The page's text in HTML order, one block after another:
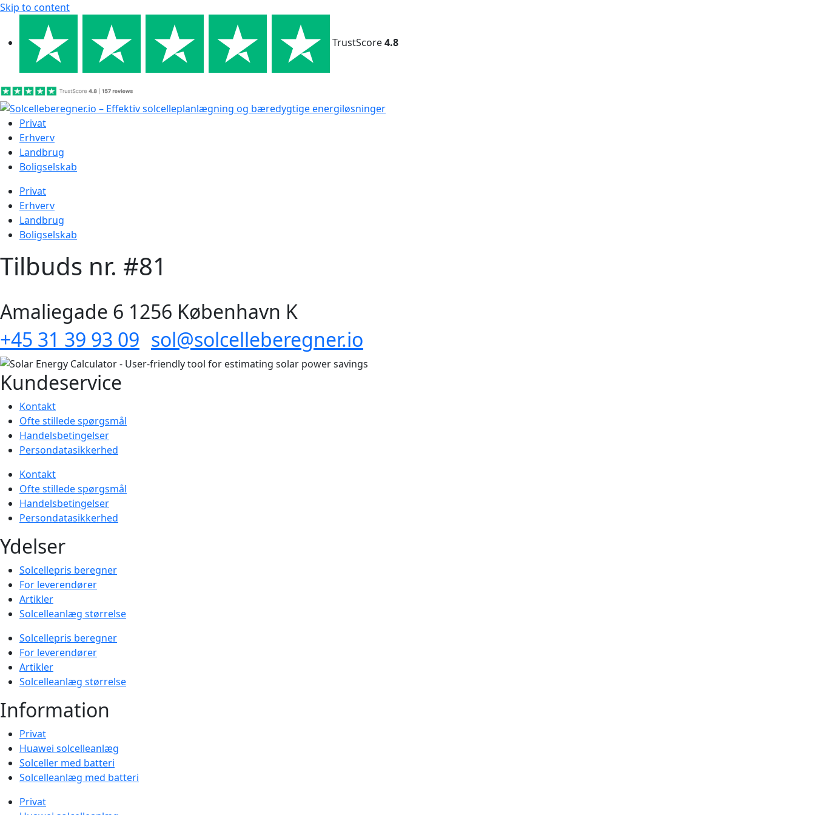
Skip to content
TrustScore4.8
Privat
Erhverv
Landbrug
Boligselskab
Privat
Erhverv
Landbrug
Boligselskab
Tilbuds nr. #81
Amaliegade 6 1256 København K
+45 31 39 93 09 sol@solcelleberegner.io
Kundeservice
Kontakt
Ofte stillede spørgsmål
Handelsbetingelser
Persondatasikkerhed
Kontakt
Ofte stillede spørgsmål
Handelsbetingelser
Persondatasikkerhed
Ydelser
Solcellepris beregner
For leverendører
Artikler
Solcelleanlæg størrelse
Solcellepris beregner
For leverendører
Artikler
Solcelleanlæg størrelse
Information
Privat
Huawei solcelleanlæg
Solceller med batteri
Solcelleanlæg med batteri
Privat